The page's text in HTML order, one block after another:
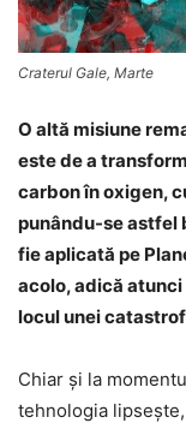
Craterul Gale, Marte
O altă misiune
este de a
carbon în oxigen,
punându-se astfel
fie aplicată pe
acolo, adică
locul unei
Chiar şi la
tehnologia